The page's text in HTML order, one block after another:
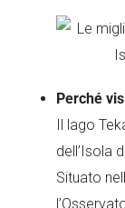
Perché
Il lago
dell’Isola
Situato